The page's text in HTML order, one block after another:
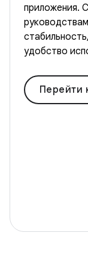
приложения.
удобство
Перейти